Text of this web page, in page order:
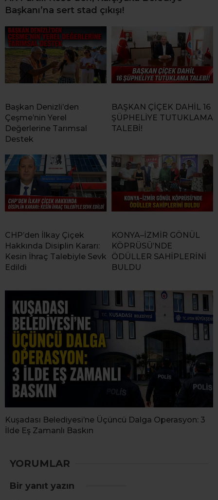
Başkanı’na sert stad çıkışı!
Başkan Denizli’den
Çeşme’nin Yerel
Değerlerine Tarımsal
Destek
BAŞKAN ÇİÇEK DAHİL 16
ŞÜPHELİYE TUTUKLAMA
TALEBİ!
CHP’den İlkay Çiçek
Hakkında Disiplin Kararı:
Kesin İhraç Talebiyle Sevk
Edildi
KONYA–İZMİR GÖNÜL
KÖPRÜSÜ’NDE
ÖDÜLLER SAHİPLERİNİ
BULDU
Kuşadası Belediyesi’ne Üçüncü Dalga Operasyon: 3
İlde Eş Zamanlı Baskın
YORUMLAR
Bir yanıt yazın